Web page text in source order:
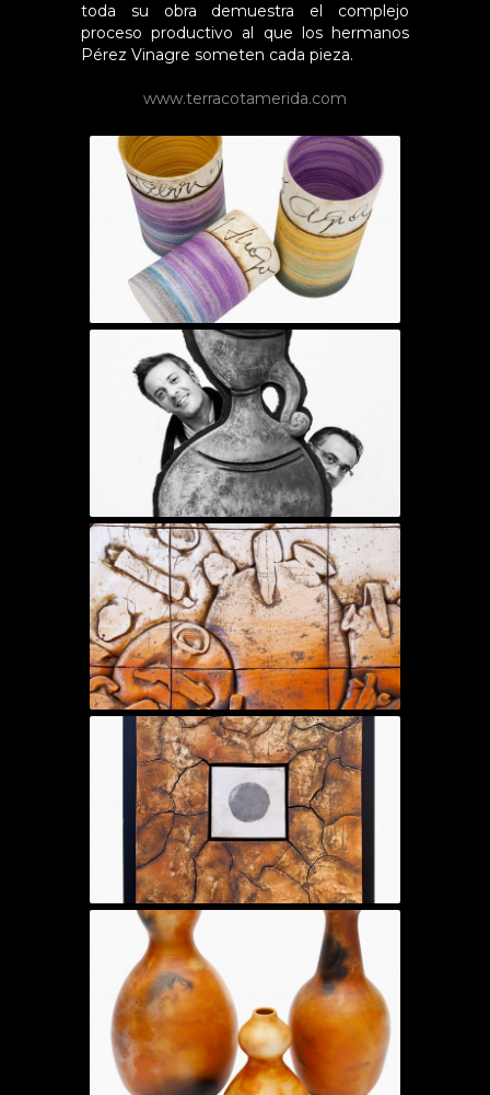
toda su obra demuestra el complejo
proceso productivo al que los hermanos
Pérez Vinagre someten cada pieza.
www.terracotamerida.com